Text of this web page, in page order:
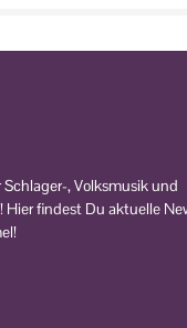
, Volksmusik und
findest Du aktuelle